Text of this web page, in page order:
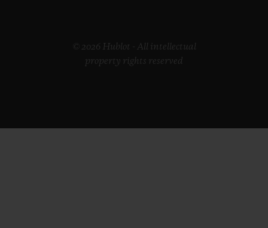
© 2026 Hublot - All intellectual
property rights reserved